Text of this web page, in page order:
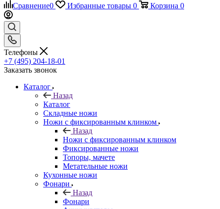
Сравнение0 Избранные товары 0 Корзина 0
Телефоны
+7 (495) 204-18-01
Заказать звонок
Каталог
Назад
Каталог
Складные ножи
Ножи с фиксированным клинком
Назад
Ножи с фиксированным клинком
Фиксированные ножи
Топоры, мачете
Метательные ножи
Кухонные ножи
Фонари
Назад
Фонари